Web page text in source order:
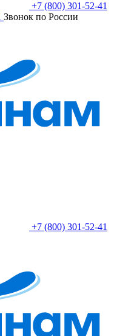
+7 (800) 301-52-41
Звонок по России
+7 (800) 301-52-41